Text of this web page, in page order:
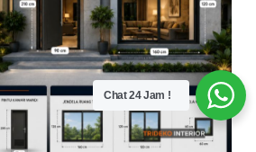
Chat 24 Jam !